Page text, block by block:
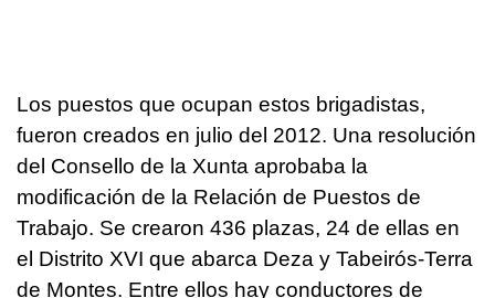
Los puestos que ocupan estos brigadistas,
fueron creados en julio del 2012. Una resolución
del Consello de la Xunta aprobaba la
modificación de la Relación de Puestos de
Trabajo. Se crearon 436 plazas, 24 de ellas en
el Distrito XVI que abarca Deza y Tabeirós-Terra
de Montes. Entre ellos hay conductores de